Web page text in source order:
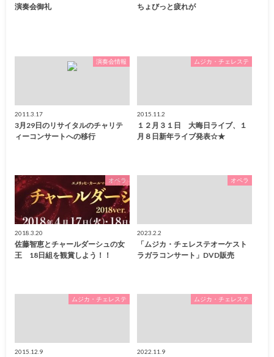
演奏会御礼 ちょびっと疲れが
演奏会情報
2011.3.17
3月29日のリサイタルのチャリテ
ィーコンサートへの移行
ムジカ・チェレステ
2015.11.2
１２月３１日 大晦日ライブ、１
月８日新年ライブ発表☆★
オペラ
2018.3.20
佐藤智恵とチャールダーシュの女
王 18日組を観賞しよう！！
オペラ
2023.2.2
「ムジカ・チェレステオーケスト
ラガラコンサート」DVD販売
ムジカ・チェレステ
2015.12.9
ムジカ・チェレステ
2022.11.9